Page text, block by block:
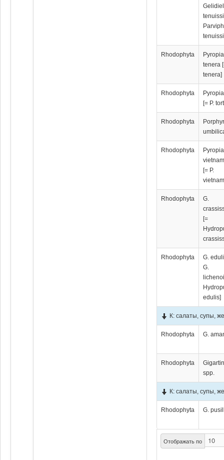
Отображать по
Rhodophyta
Pyropia
tenera
tenera]
Rhodophyta
[= P.
Rhodophyta
Rhodophyta
Pyropia
[= P.
Rhodophyta
G.
[=
Rhodophyta
G.
G.
edulis]
К: салаты, супы,
Rhodophyta G.
Rhodophyta
spp.
К: салаты, супы,
Rhodophyta G.